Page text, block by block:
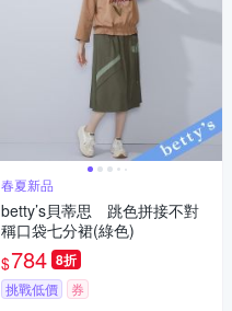
春夏新品
betty’s貝蒂思 跳色拼接不對
稱口袋七分裙(綠色)
$784 8折
挑戰低價 券